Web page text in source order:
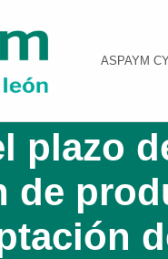
ASPAYM Castilla y León
ASPAYM
plazo
de